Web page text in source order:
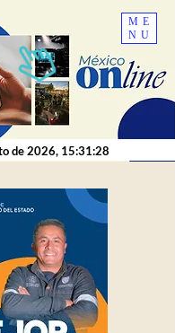
ME
NU
de 2026, 15:31:28